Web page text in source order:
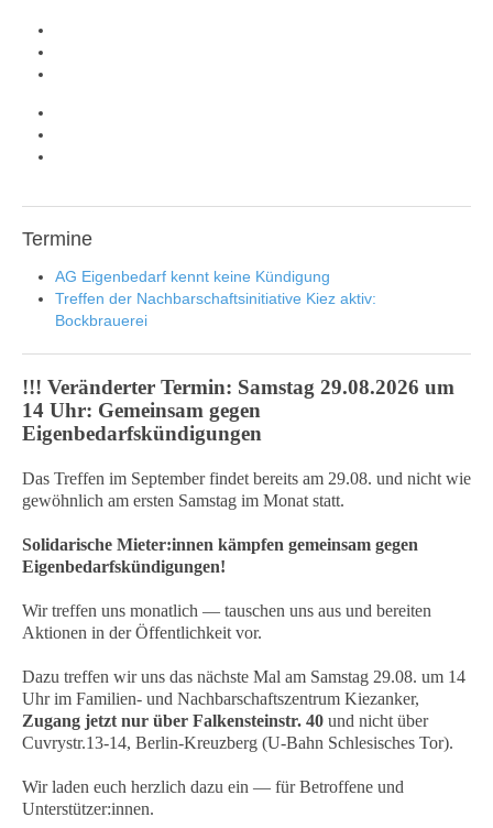
Termine
AG Eigenbedarf kennt keine Kündigung
Treffen der Nachbarschaftsinitiative Kiez aktiv:
Bockbrauerei
!!! Veränderter Termin: Samstag 29.08.2026 um
14 Uhr: Gemeinsam gegen
Eigenbedarfskündigungen
Das Treffen im September findet bereits am 29.08. und nicht wie
gewöhnlich am ersten Samstag im Monat statt.
Solidarische Mieter:innen kämpfen gemeinsam gegen
Eigenbedarfskündigungen!
Wir treffen uns monatlich — tauschen uns aus und bereiten
Aktionen in der Öffentlichkeit vor.
Dazu treffen wir uns das nächste Mal am Samstag 29.08. um 14
Uhr im Familien- und Nachbarschaftszentrum Kiezanker,
Zugang jetzt nur über Falkensteinstr. 40 und nicht über
Cuvrystr.13-14, Berlin-Kreuzberg (U-Bahn Schlesisches Tor).
Wir laden euch herzlich dazu ein — für Betroffene und
Unterstützer:innen.